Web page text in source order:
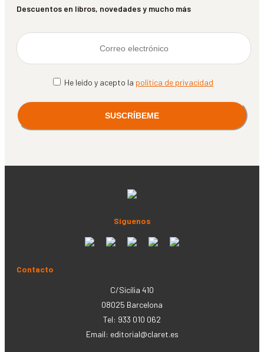
Descuentos en libros, novedades y mucho más
He leído y acepto la política de privacidad
Síguenos
Contacto
C/Sicília 410
08025 Barcelona
Tel: 933 010 062
Email: editorial@claret.es